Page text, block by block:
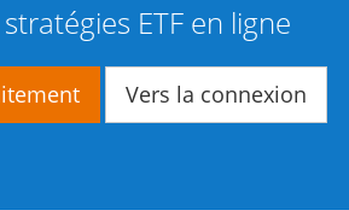
ETF en ligne
Vers la connexion